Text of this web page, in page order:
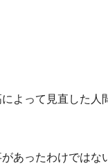
よって見直した人
があったわけでは